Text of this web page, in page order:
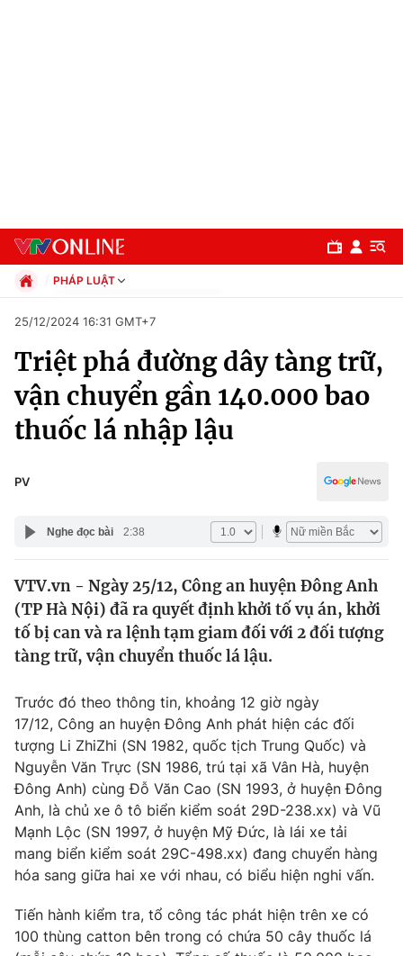
Chuyên mục
Chính trị
Thế giới
Tin tức
Câu chuyện quốc tế
Kinh tế
Tài chính
Thị trường
Góc doanh nghiệp
Dữ liệu và đời sống
Truyền hình
Phim VTV
Hậu trường
Nhân vật
Khán giả
Giải trí
Điện ảnh
Sao
Đời sống
Du lịch
Làm đẹp
Giáo dục
PHÁP LUẬT
Xã hội
Pháp luật
Kinh tế
Thể thao
Truyền hình
Văn hóa - Giải trí
Giáo dục
25/12/2024 16:31 GMT+7
Triệt phá đường dây tàng trữ,
vận chuyển gần 140.000 bao
thuốc lá nhập lậu
PV
Nghe đọc bài 2:38
VTV.vn - Ngày 25/12, Công an huyện Đông Anh
(TP Hà Nội) đã ra quyết định khởi tố vụ án, khởi
tố bị can và ra lệnh tạm giam đối với 2 đối tượng
tàng trữ, vận chuyển thuốc lá lậu.
Trước đó theo thông tin, khoảng 12 giờ ngày
17/12, Công an huyện Đông Anh phát hiện các đối
tượng Li ZhiZhi (SN 1982, quốc tịch Trung Quốc) và
Nguyễn Văn Trực (SN 1986, trú tại xã Vân Hà, huyện
Đông Anh) cùng Đỗ Văn Cao (SN 1993, ở huyện Đông
Anh, là chủ xe ô tô biển kiểm soát 29D-238.xx) và Vũ
Mạnh Lộc (SN 1997, ở huyện Mỹ Đức, là lái xe tải
mang biển kiểm soát 29C-498.xx) đang chuyển hàng
hóa sang giữa hai xe với nhau, có biểu hiện nghi vấn.
Tiến hành kiểm tra, tổ công tác phát hiện trên xe có
100 thùng catton bên trong có chứa 50 cây thuốc lá